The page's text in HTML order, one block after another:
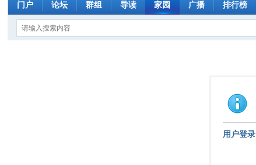
门户 论坛 群组 导读 家园 广播 排行榜
用户登录